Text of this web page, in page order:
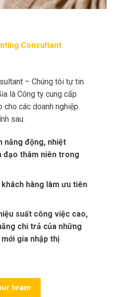
Consultant
– Chúng tôi tự tin
là Công ty cung cấp
cho các doanh nghiệp
sau:
năng động, nhiệt
đạo thâm niên trong
hàng làm ưu tiên
suất công việc cao,
chi trả của những
gia nhập thị
team